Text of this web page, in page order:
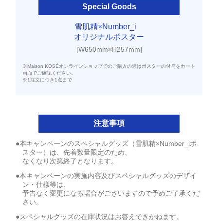
Special Goods
雪肌精×Number_i
オリジナルポスター
[W650mm×H257mm]
※Maison KOSÉオンラインショップでのご購入の際はポスターの付与をカート
画面でご確認ください。
※1注文につき1点まで
注意事項
●本キャンペーンのスペシャルグッズ（雪肌精×Number_iポ
スター）は、先着数量限定のため、
なくなり次第終了となります。
●本キャンペーンの実施内容及びスペシャルグッズのデザイ
ン・仕様等は、
予告なく変更になる場合がございますので予めご了承くだ
さい。
●スペシャルグッズの在庫状況はお答えできかねます。